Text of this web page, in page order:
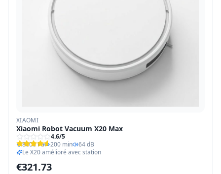
XIAOMI
Xiaomi Robot Vacuum X20 Max
4.6/5
8000 Pa
200 min
64 dB
Le X20 amélioré avec station
€321.73